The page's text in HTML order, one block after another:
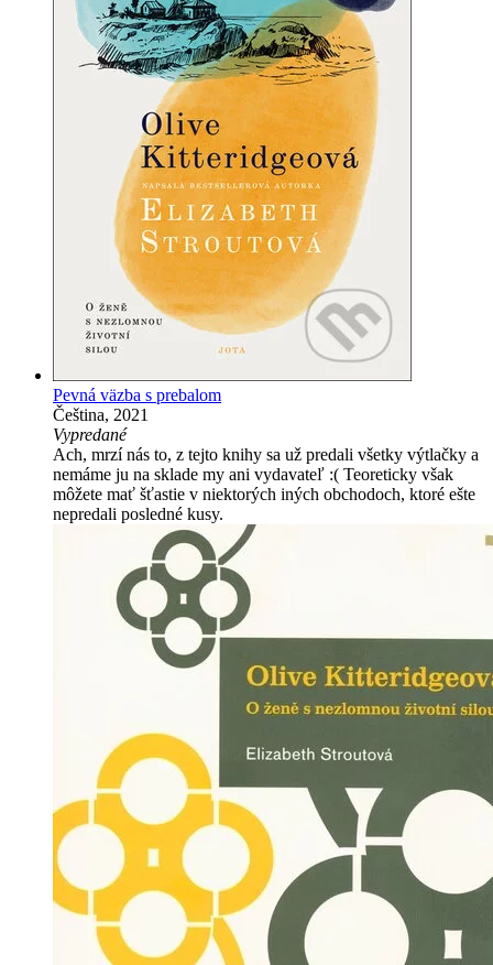
Pevná väzba s prebalom
Čeština, 2021
Vypredané
Ach, mrzí nás to, z tejto knihy sa už predali všetky výtlačky a
nemáme ju na sklade my ani vydavateľ :( Teoreticky však
môžete mať šťastie v niektorých iných obchodoch, ktoré ešte
nepredali posledné kusy.